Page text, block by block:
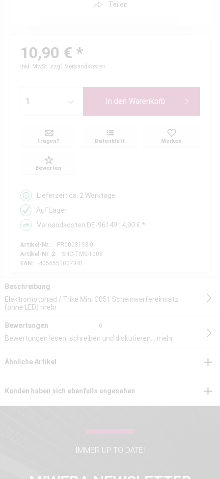
Teilen
10,90 € *
inkl. MwSt. zzgl. Versandkosten
In den Warenkorb
Fragen? Datenblatt Merken
Bewerten
Lieferzeit ca. 2 Werktage
Auf Lager
Versandkosten DE-96149 : 4,90 € *
Artikel-Nr.:
PR0003193-01
Artikel-Nr. 2:
SHC-TMS-1008
EAN:
4056551007841
Beschreibung
Elektromotorrad / Trike Mini C051 Scheinwerfereinsatz
(ohne LED) mehr
Bewertungen 0
Bewertungen lesen, schreiben und diskutieren... mehr
Ähnliche Artikel
Kunden haben sich ebenfalls angesehen
IMMER UP TO DATE!